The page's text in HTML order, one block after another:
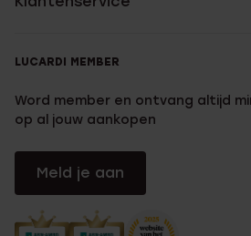
LUCARDI MEMBER
Word member en ontvang altijd
op al jouw aankopen
Meld je aan